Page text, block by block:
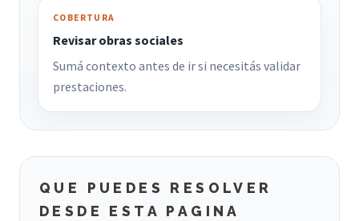
COBERTURA
Revisar obras sociales
Sumá contexto antes de ir si necesitás validar
prestaciones.
QUE PUEDES RESOLVER
DESDE ESTA PAGINA